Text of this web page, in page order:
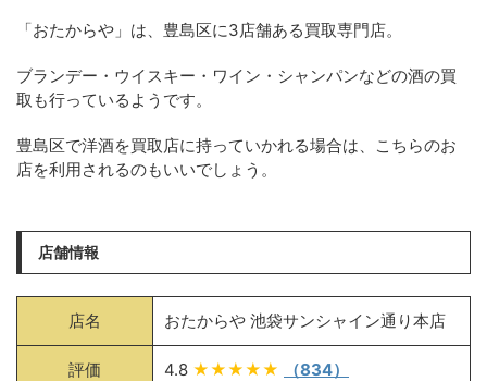
「おたからや」は、豊島区に3店舗ある買取専門店。
ブランデー・ウイスキー・ワイン・シャンパンなどの酒の買
取も行っているようです。
豊島区で洋酒を買取店に持っていかれる場合は、こちらのお
店を利用されるのもいいでしょう。
店舗情報
店名 おたからや 池袋サンシャイン通り本店
評価 4.8 ★★★★★ （834）